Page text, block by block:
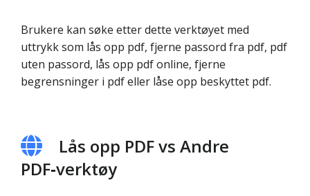
Brukere kan søke etter dette verktøyet med
uttrykk som lås opp pdf, fjerne passord fra pdf, pdf
uten passord, lås opp pdf online, fjerne
begrensninger i pdf eller låse opp beskyttet pdf.
Lås opp PDF vs Andre
PDF‑verktøy